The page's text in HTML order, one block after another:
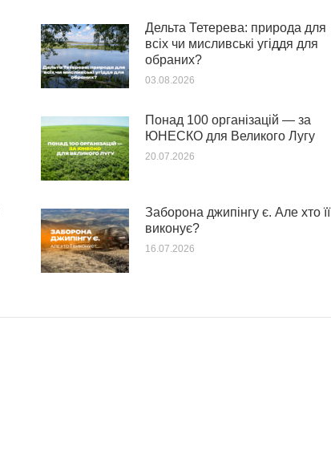
Дельта Тетерева: природа для
всіх чи мисливські угіддя для
обраних?
03.08.2026
Понад 100 організацій — за
ЮНЕСКО для Великого Лугу
20.07.2026
Заборона джипінгу є. Але хто її
виконує?
16.07.2026